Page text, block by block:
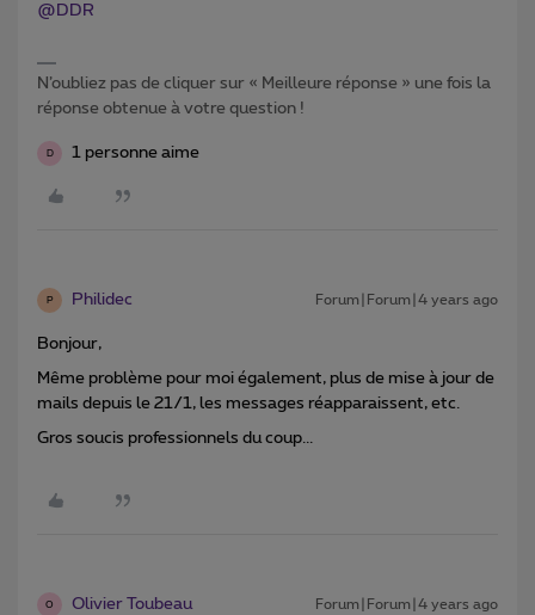
@DDR
N’oubliez pas de cliquer sur « Meilleure réponse » une fois la
réponse obtenue à votre question !
D 1 personne aime
P Philidec Forum|Forum|4 years ago
Bonjour,
Même problème pour moi également, plus de mise à jour de
mails depuis le 21/1, les messages réapparaissent, etc.
Gros soucis professionnels du coup...
O Olivier Toubeau Forum|Forum|4 years ago